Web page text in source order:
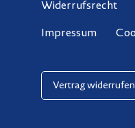
Widerrufsrecht
Impressum
Vertrag widerrufen